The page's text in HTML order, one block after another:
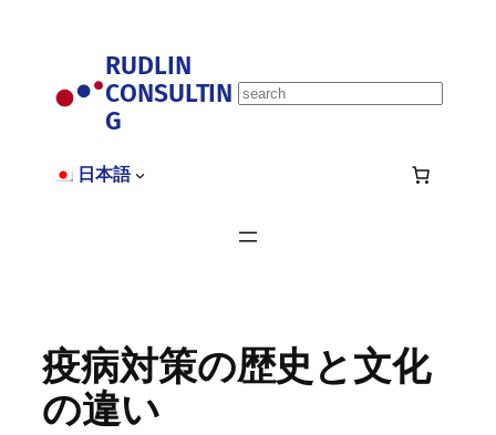
RUDLIN
CONSULTIN
G
S
日本語
疫病対策の歴史と文化
の違い